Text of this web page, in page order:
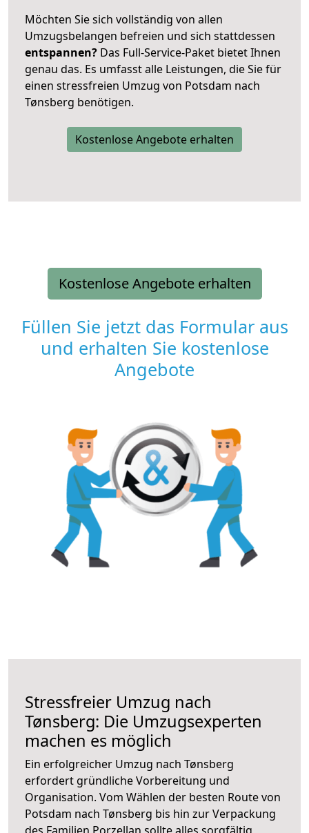
Möchten Sie sich vollständig von allen
Umzugsbelangen befreien und sich stattdessen
entspannen? Das Full-Service-Paket bietet Ihnen
genau das. Es umfasst alle Leistungen, die Sie für
einen stressfreien Umzug von Potsdam nach
Tønsberg benötigen.
Kostenlose Angebote erhalten
Kostenlose Angebote erhalten
Füllen Sie jetzt das Formular aus
und erhalten Sie kostenlose
Angebote
Stressfreier Umzug nach
Tønsberg: Die Umzugsexperten
machen es möglich
Ein erfolgreicher Umzug nach Tønsberg
erfordert gründliche Vorbereitung und
Organisation. Vom Wählen der besten Route von
Potsdam nach Tønsberg bis hin zur Verpackung